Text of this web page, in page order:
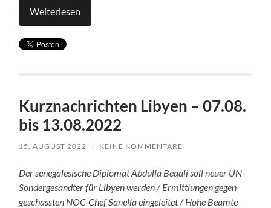
Weiterlesen
Kurznachrichten Libyen – 07.08.
bis 13.08.2022
15. AUGUST 2022 / KEINE KOMMENTARE
Der senegalesische Diplomat Abdulla Beqali soll neuer UN-
Sondergesandter für Libyen werden / Ermittlungen gegen
geschassten NOC-Chef Sanella eingeleitet / Hohe Beamte